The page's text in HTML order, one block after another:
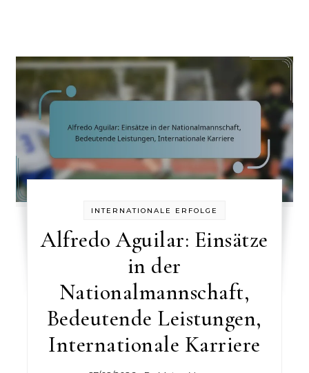
INTERNATIONALE ERFOLGE
Alfredo Aguilar: Einsätze
in der
Nationalmannschaft,
Bedeutende Leistungen,
Internationale Karriere